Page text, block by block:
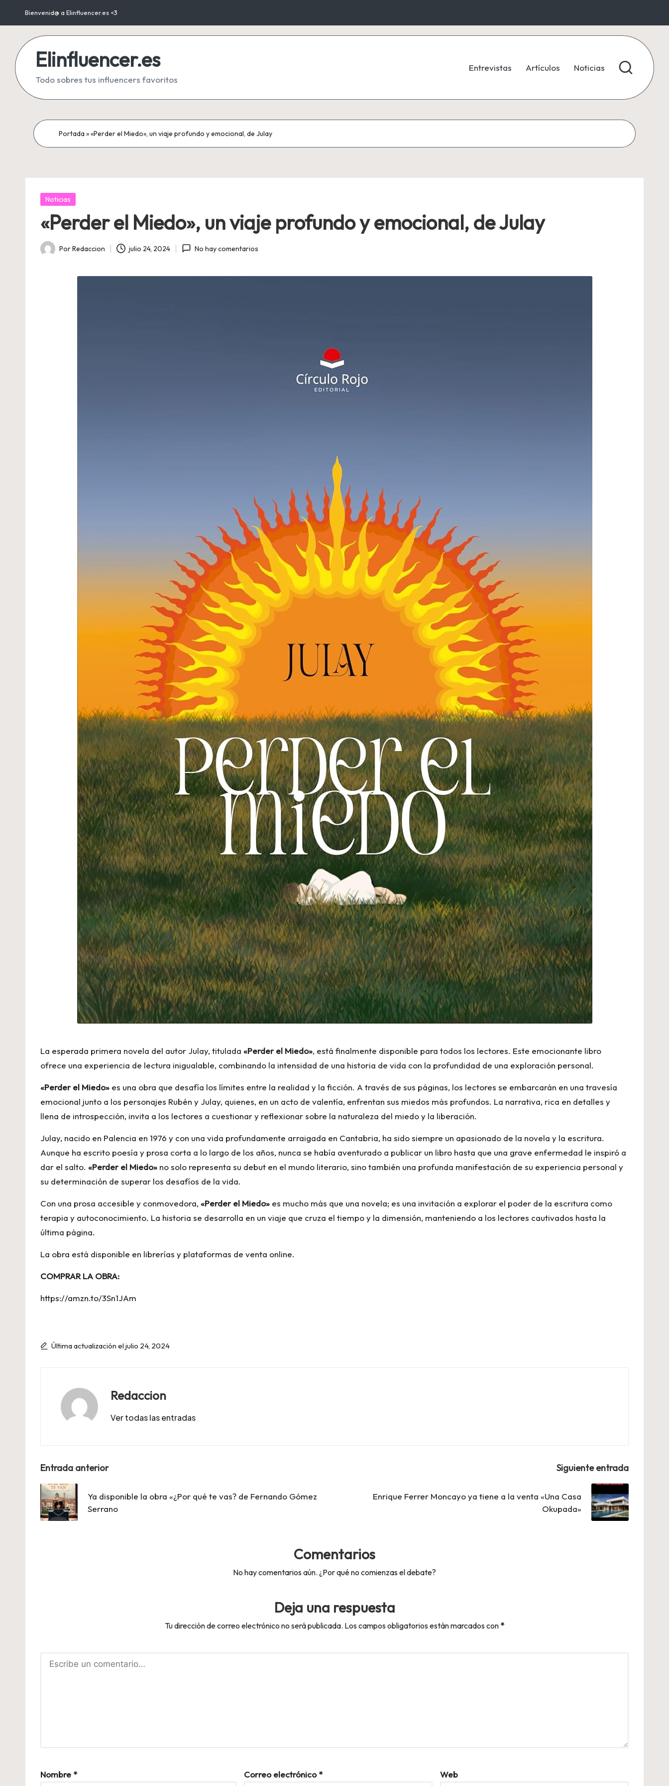
Saltar
contenido
Bienvenid@ a Elinfluencer.es <3
Elinfluencer.es
Todo sobres tus influencers favoritos
Entrevistas Artículos Noticias
Portada»«Perder el Miedo», un viaje profundo y emocional, de Julay
Publicada
Noticias
«Perder el Miedo», un viaje profundo y emocional, de Julay
Publicado
PorRedaccion julio 24, 2024 No hay comentarios
La esperada primera novela del autor Julay, titulada «Perder el Miedo», está finalmente disponible para todos los lectores. Este emocionante libro
ofrece una experiencia de lectura inigualable, combinando la intensidad de una historia de vida con la profundidad de una exploración personal.
«Perder el Miedo» es una obra que desafía los límites entre la realidad y la ficción. A través de sus páginas, los lectores se embarcarán en una travesía
emocional junto a los personajes Rubén y Julay, quienes, en un acto de valentía, enfrentan sus miedos más profundos. La narrativa, rica en detalles y
llena de introspección, invita a los lectores a cuestionar y reflexionar sobre la naturaleza del miedo y la liberación.
Julay, nacido en Palencia en 1976 y con una vida profundamente arraigada en Cantabria, ha sido siempre un apasionado de la novela y la escritura.
Aunque ha escrito poesía y prosa corta a lo largo de los años, nunca se había aventurado a publicar un libro hasta que una grave enfermedad le inspiró a
dar el salto. «Perder el Miedo» no solo representa su debut en el mundo literario, sino también una profunda manifestación de su experiencia personal y
su determinación de superar los desafíos de la vida.
Con una prosa accesible y conmovedora, «Perder el Miedo» es mucho más que una novela; es una invitación a explorar el poder de la escritura como
terapia y autoconocimiento. La historia se desarrolla en un viaje que cruza el tiempo y la dimensión, manteniendo a los lectores cautivados hasta la
última página.
La obra está disponible en librerías y plataformas de venta online.
COMPRAR LA OBRA:
https://amzn.to/3Sn1JAm
Última actualización el julio 24, 2024
Redaccion
Ver todas las entradas
Navegación
de
entradas
Entrada anterior
Ya disponible la obra «¿Por qué te vas? de Fernando Gómez
Serrano
Siguiente entrada
Enrique Ferrer Moncayo ya tiene a la venta «Una Casa
Okupada»
Comentarios
No hay comentarios aún. ¿Por qué no comienzas el debate?
Deja una respuesta
Tu dirección de correo electrónico no será publicada. Los campos obligatorios están marcados con *
Nombre * Correo electrónico* Web